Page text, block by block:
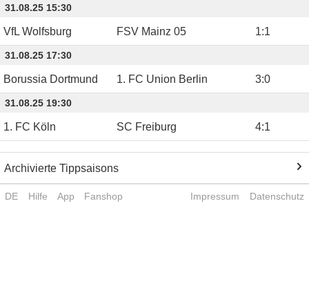
31.08.25 15:30
VfL Wolfsburg FSV Mainz 05 1:1
31.08.25 17:30
Borussia Dortmund 1. FC Union Berlin 3:0
31.08.25 19:30
1. FC Köln SC Freiburg 4:1
Archivierte Tippsaisons
DE Hilfe App Fanshop Impressum Datenschutz